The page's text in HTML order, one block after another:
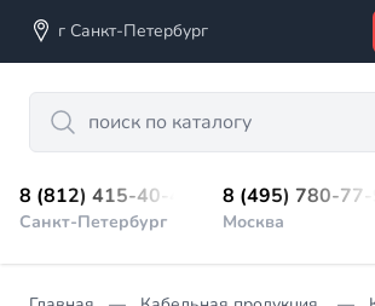
г Санкт-Петербург
Search
8 (812) 415-40-45
Санкт-Петербург
8 (495) 780-77-
Москва